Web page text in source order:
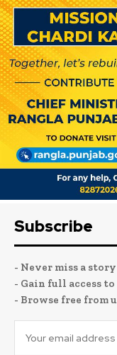
Subscribe
- Never miss a
- Gain full access
- Browse free from